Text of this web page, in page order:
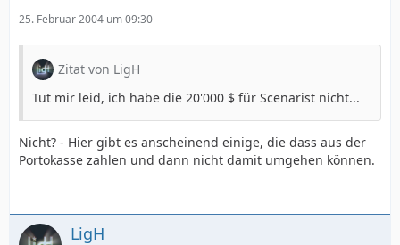
25. Februar 2004 um 09:30
Zitat von LigH
Tut mir leid, ich habe die 20'000 $ für Scenarist nicht...
Nicht? - Hier gibt es anscheinend einige, die dass aus der
Portokasse zahlen und dann nicht damit umgehen können.
LigH